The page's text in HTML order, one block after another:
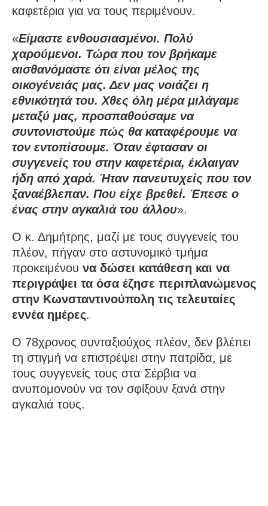
καφετέρια για να τους περιμένουν.
«Είμαστε ενθουσιασμένοι. Πολύ
χαρούμενοι. Τώρα που τον βρήκαμε
αισθανόμαστε ότι είναι μέλος της
οικογένειάς μας. Δεν μας νοιάζει η
εθνικότητά του. Χθες όλη μέρα μιλάγαμε
μεταξύ μας, προσπαθούσαμε να
συντονιστούμε πώς θα καταφέρουμε να
τον εντοπίσουμε. Όταν έφτασαν οι
συγγενείς του στην καφετέρια, έκλαιγαν
ήδη από χαρά. Ήταν πανευτυχείς που τον
ξαναέβλεπαν. Που είχε βρεθεί. Έπεσε ο
ένας στην αγκαλιά του άλλου».
Ο κ. Δημήτρης, μαζί με τους συγγενείς του
πλέον, πήγαν στο αστυνομικό τμήμα
προκειμένου να δώσει κατάθεση και να
περιγράψει τα όσα έζησε περιπλανώμενος
στην Κωνσταντινούπολη τις τελευταίες
εννέα ημέρες.
Ο 78χρονος συνταξιούχος πλέον, δεν βλέπει
τη στιγμή να επιστρέψει στην πατρίδα, με
τους συγγενείς τους στα Σέρβια να
ανυπομονούν να τον σφίξουν ξανά στην
αγκαλιά τους.